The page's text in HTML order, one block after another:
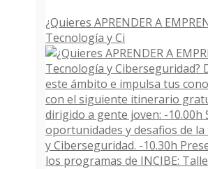
¿Quieres APRENDER A
Tecnología y Ci